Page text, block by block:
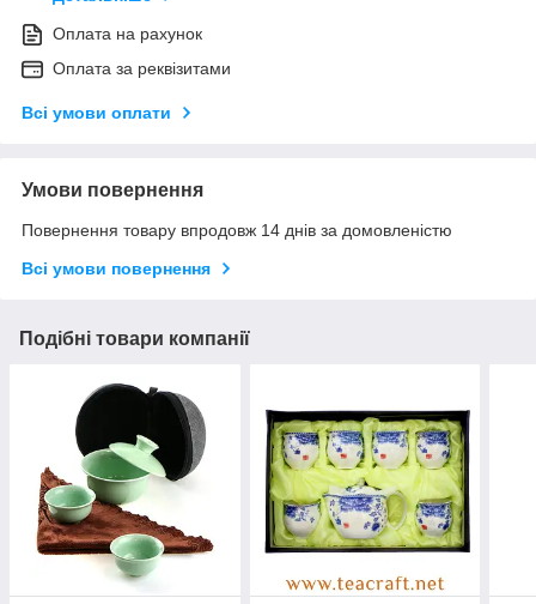
Оплата на рахунок
Оплата за реквізитами
Всі умови оплати
Умови повернення
Повернення товару впродовж 14 днів за домовленістю
Всі умови повернення
Подібні товари компанії